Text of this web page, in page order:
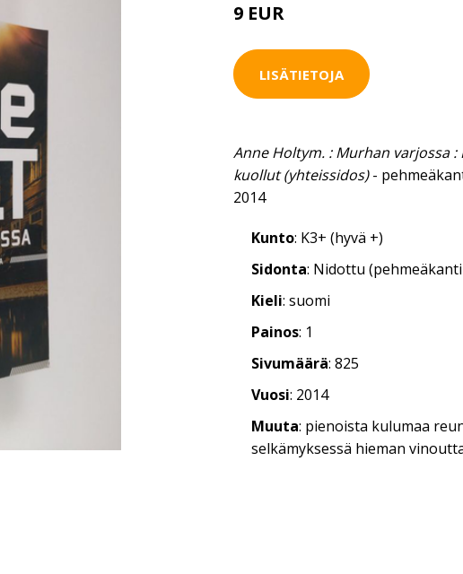
9 EUR
LISÄTIETOJA
Anne Holtym. : Murhan varjossa :
kuollut (yhteissidos)-
2014
Kunto: K3+ (hyvä +)
Sidonta: Nidottu
Kieli: suomi
Painos: 1
Sivumäärä: 825
Vuosi: 2014
Muuta: pienoista kulumaa
selkämyksessä hieman